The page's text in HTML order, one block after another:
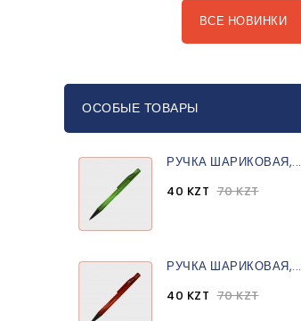
ВСЕ НОВИНКИ
ОСОБЫЕ ТОВАРЫ
РУЧКА ШАРИКОВАЯ,...
40 KZT 70 KZT
РУЧКА ШАРИКОВАЯ,...
40 KZT 70 KZT